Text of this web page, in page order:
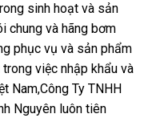
sinh hoạt và sản
chung và hãng bơm
phục vụ và sản phẩm
việc nhập khẩu và
Nam,Công Ty TNHH
Nguyên luôn tiên